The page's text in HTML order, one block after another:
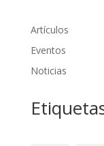
Artículos
Eventos
Noticias